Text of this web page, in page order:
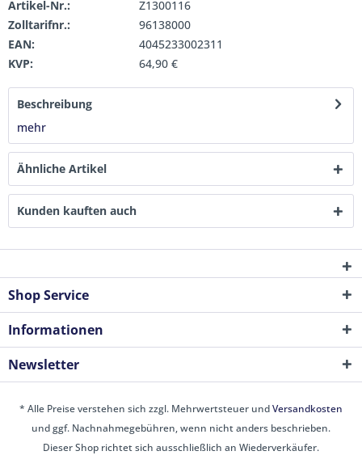
Artikel-Nr.:
Z1300116
Zolltarifnr.:
96138000
EAN:
4045233002311
KVP:
64,90 €
Beschreibung
mehr
Ähnliche Artikel
Kunden kauften auch
Shop Service
Informationen
Newsletter
* Alle Preise verstehen sich zzgl. Mehrwertsteuer undVersandkosten
und ggf. Nachnahmegebühren, wenn nicht anders beschrieben.
Dieser Shop richtet sich ausschließlich an Wiederverkäufer.